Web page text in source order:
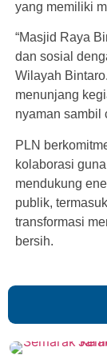
yang memiliki
“Masjid Raya
dan sosial
Wilayah
menunjang
nyaman sambil
PLN
kolaborasi
mendukung
publik,
transformasi
bersih.